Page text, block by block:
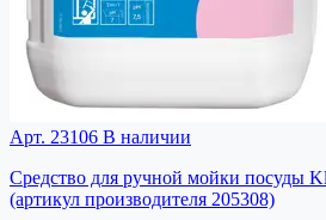
Арт. 23106 В наличии
Средство для ручной мойки посуды
(артикул производителя 205308)